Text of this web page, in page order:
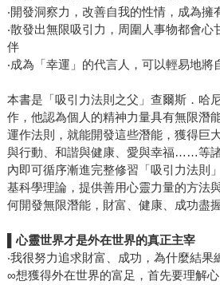
‧開發洞察力，改善自我的性情，成為擁
‧散發出無限吸引力，周圍人事物都會心
伴
‧成為「幸運」的代言人，可以輕易地將
本書是「吸引力法則之父」查爾斯．哈
作，他認為個人的精神力量具有無限潛
運作法則，就能開發這些潛能，獲得巨
與行動、和諧與健康、愛與幸福……等
內即可循序漸進完整修習「吸引力法則
基科學理論，提供善用心靈力量的方法
何開發無限潛能，財富、健康、成功盡握
▌心靈世界才是外在世界的真正主宰
‧我很努力追求財富、成功，為什麼結果
∞想獲得外在世界的富足，首先要理解